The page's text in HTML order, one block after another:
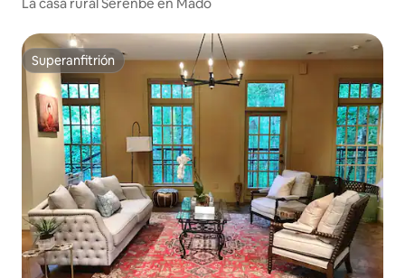
Superanfitrión
Superanfitrión